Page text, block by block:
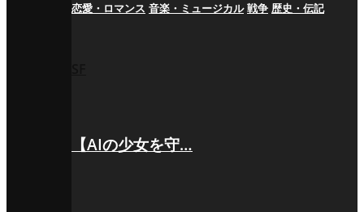
恋愛・ロマンス 音楽・ミュージカル 戦争 歴史・伝記
【AIの少女を守…